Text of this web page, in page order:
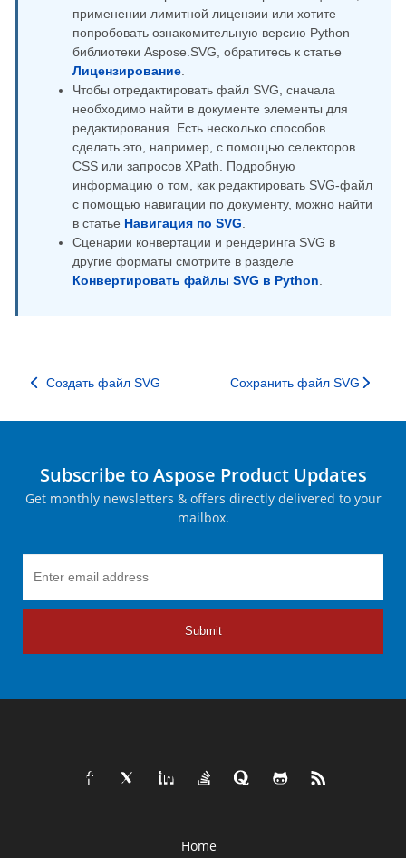
применении лимитной лицензии или хотите
попробовать ознакомительную версию Python
библиотеки Aspose.SVG, обратитесь к статье
Лицензирование
Чтобы отредактировать файл SVG, сначала
необходимо найти в документе элементы для
редактирования. Есть несколько способов
сделать это, например, с помощью селекторов
CSS или запросов XPath. Подробную
информацию о том, как редактировать SVG-файл
с помощью навигации по документу, можно найти
в статье Навигация по SVG
Сценарии конвертации и рендеринга SVG в
другие форматы смотрите в разделе
Конвертировать файлы SVG в Python
Создать файл SVG Сохранить файл SVG
Subscribe to Aspose Product Updates
Get monthly newsletters & offers directly delivered to your
mailbox.
Submit
Home